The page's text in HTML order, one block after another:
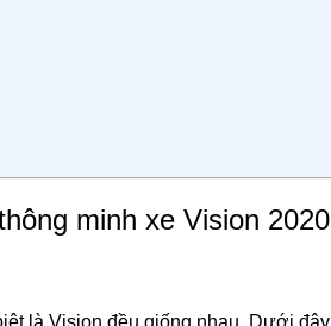
minh xe Vision 2020
là Vision đều giống nhau. Dưới đây